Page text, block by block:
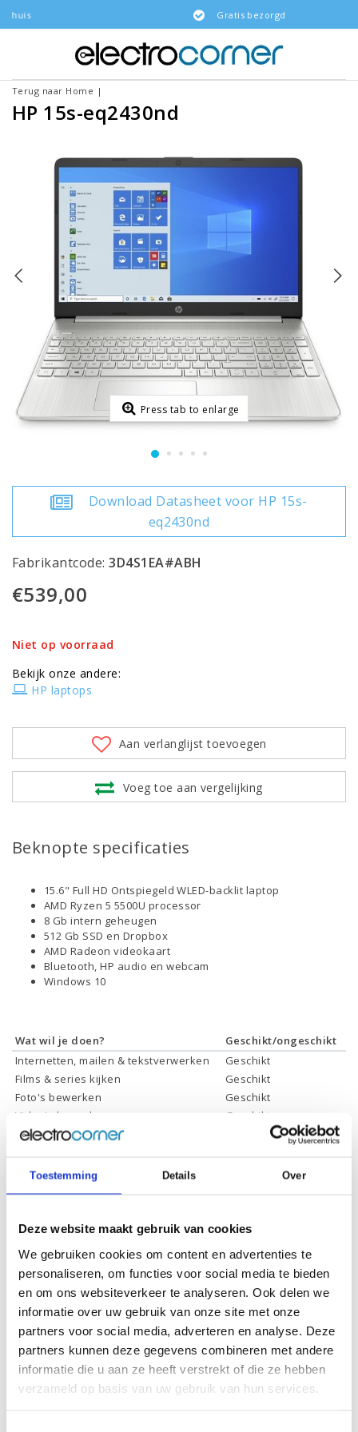
Toestemming Details Over
Deze website maakt gebruik van cookies
We gebruiken cookies om content en advertenties te
personaliseren, om functies voor social media te bieden
en om ons websiteverkeer te analyseren. Ook delen we
informatie over uw gebruik van onze site met onze
partners voor social media, adverteren en analyse. Deze
partners kunnen deze gegevens combineren met andere
informatie die u aan ze heeft verstrekt of die ze hebben
verzameld op basis van uw gebruik van hun services.
Gratis bezorgd
Terug naar Home |
HP 15s-eq2430nd
Press tab to enlarge
Download Datasheet voor HP 15s-
eq2430nd
Fabrikantcode:3D4S1EA#ABH
€539,00
Niet op voorraad
Bekijk onze andere:
HP laptops
Aan verlanglijst toevoegen
Voeg toe aan vergelijking
Beknopte specificaties
15.6" Full HD Ontspiegeld WLED-backlit laptop
AMD Ryzen 5 5500U processor
8 Gb intern geheugen
512 Gb SSD en Dropbox
AMD Radeon videokaart
Bluetooth, HP audio en webcam
Windows 10
Wat wil je doen?
Geschikt/ongeschikt
Internetten, mailen & tekstverwerken
Geschikt
Films & series kijken
Geschikt
Foto's bewerken
Geschikt
Video's bewerken
Geschikt
Gamen
Geschikt *
controleer dit eerst en bepaal daarop uw keuze.
Specificaties
Schermdiagonaal:
15.6 inch (39,6 cm)
Scherm resolutie:
1920 x 1080 (Full HD)
Touchscreen:
-
Scherm reflectie:
Ontspiegeld
Scherm omklapbaar:
-